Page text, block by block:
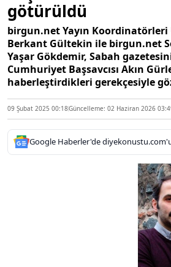
götürüldü
birgun.net Yayın Koordinatörleri
Berkant Gültekin ile birgun.net
Yaşar Gökdemir, Sabah
Cumhuriyet Başsavcısı Akın
haberleştirdikleri gerekçesiyle
09 Şubat 2025 00:18Güncelleme: 02 Haziran 2026
Google Haberler'de